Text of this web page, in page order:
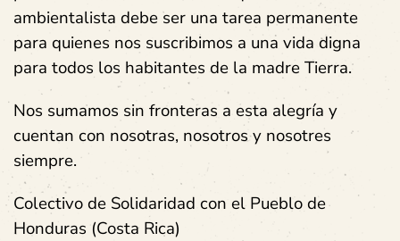
ambientalista debe ser una tarea permanente
para quienes nos suscribimos a una vida digna
para todos los habitantes de la madre Tierra.
Nos sumamos sin fronteras a esta alegría y
cuentan con nosotras, nosotros y nosotres
siempre.
Colectivo de Solidaridad con el Pueblo de
Honduras (Costa Rica)